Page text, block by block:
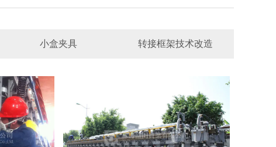
小盒夹具 转接框架技术改造